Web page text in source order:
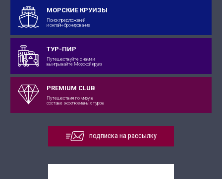
МОРСКИЕ КРУИЗЫ
Поиск предложений
и онлайн-бронирование
ТУР-ПИР
Путешествуйте с нами и
выигрывайте Морской круиз
PREMIUM CLUB
Путешествия по миру в
составе эксклюзивных туров
подписка на рассылку